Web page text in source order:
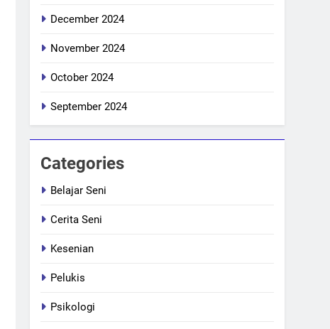
December 2024
November 2024
October 2024
September 2024
Categories
Belajar Seni
Cerita Seni
Kesenian
Pelukis
Psikologi